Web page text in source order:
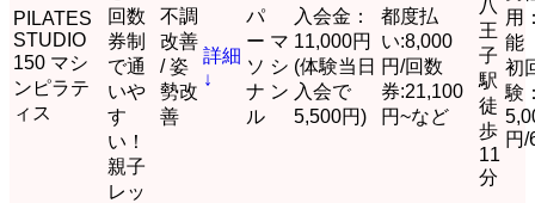
PILATES
STUDIO
150 マシ
ンピラテ
ィス
回数
券制
で通
いや
す
い！
親子
レッ
不調
改善
/ 姿
勢改
善
詳細
↓
パ
ー
ソ
ナ
ル
マ
シ
ン
入会金：
11,000円
(体験当日
入会で
5,500円)
都度払
い:8,000
円/回数
券:21,100
円~など
八
王
子
駅
徒
歩
11
分
用
能
初
験
円/